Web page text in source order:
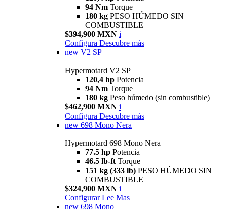
94 Nm Torque
180 kg PESO HÚMEDO SIN
COMBUSTIBLE
$394,900 MXN i
Configura Descubre más
new V2 SP
Hypermotard V2 SP
120,4 hp Potencia
94 Nm Torque
180 kg Peso húmedo (sin combustible)
$462,900 MXN i
Configura Descubre más
new 698 Mono Nera
Hypermotard 698 Mono Nera
77.5 hp Potencia
46.5 lb-ft Torque
151 kg (333 lb) PESO HÚMEDO SIN
COMBUSTIBLE
$324,900 MXN i
Configurar Lee Mas
new 698 Mono